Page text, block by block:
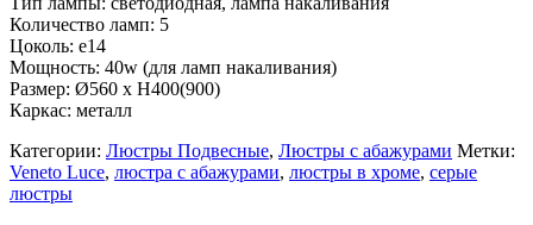
Количество ламп: 5
Цоколь: e14
Мощность: 40w (для ламп накаливания)
Размер: Ø560 x H400(900)
Каркас: металл
Категории: Люстры Подвесные, Люстры с абажурами Метки:
Veneto Luce, люстра с абажурами, люстры в хроме, серые
люстры